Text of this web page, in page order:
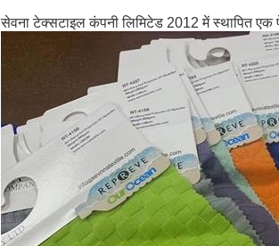
सेवना टेक्सटाइल कंपनी लिमिटेड 2012 में स्थापित एक